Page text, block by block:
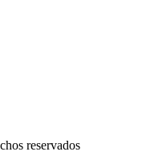
reservados